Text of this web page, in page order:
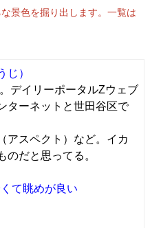
景色を掘り出します。一覧は
じ）
デイリーポータルZウェブ
ターネットと世田谷区で
アスペクト）など。イカ
のだと思ってる。
て眺めが良い